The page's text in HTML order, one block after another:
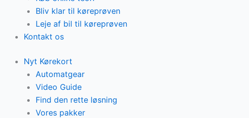
Bliv klar til køreprøven
Leje af bil til køreprøven
Kontakt os
Nyt Kørekort
Automatgear
Video Guide
Find den rette løsning
Vores pakker